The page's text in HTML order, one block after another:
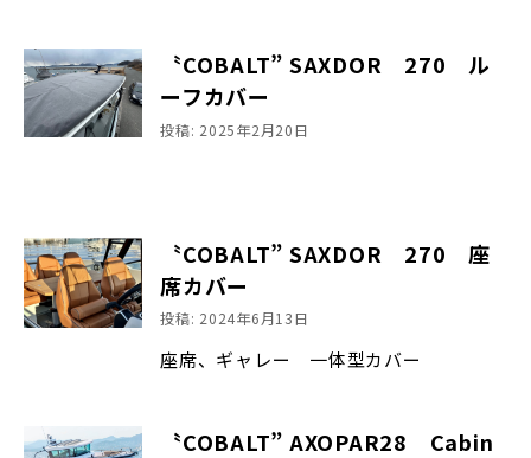
〝COBALT” SAXDOR 270 ル
ーフカバー
投稿: 2025年2月20日
〝COBALT” SAXDOR 270 座
席カバー
投稿: 2024年6月13日
座席、ギャレー 一体型カバー
〝COBALT” AXOPAR28 Cabin